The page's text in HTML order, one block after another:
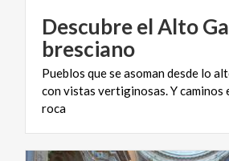
Descubre el Alto
bresciano
Pueblos que se asoman desde lo
con vistas vertiginosas. Y caminos
roca